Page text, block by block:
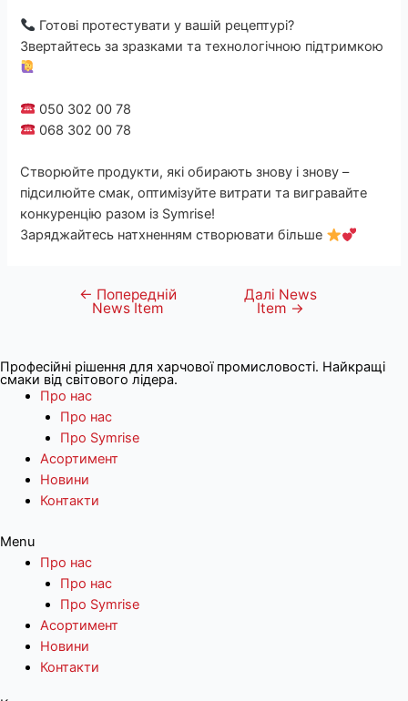
Готові протестувати у вашій рецептурі?
Звертайтесь за зразками та технологічною підтримкою
050 302 00 78
068 302 00 78
Створюйте продукти, які обирають знову і знову –
підсилюйте смак, оптимізуйте витрати та вигравайте
конкуренцію разом із Symrise!
Заряджайтесь натхненням створювати більше
Навігація
записів
← Попередній
News Item
Далі News
Item →
Професійні рішення для харчової промисловості. Найкращі
смаки від світового лідера.
Про нас
Про нас
Про Symrise
Асортимент
Новини
Контакти
Menu
Про нас
Про нас
Про Symrise
Асортимент
Новини
Контакти